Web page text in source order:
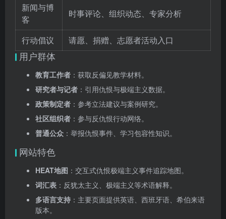
新闻与博
客
时事评论、组织动态、专家分析
行动倡议 请愿、捐赠、志愿者活动入口
用户群体
教育工作者 ：获取反偏见教学材料。
研究者与记者 ：引用仇恨与极端主义数据。
政策制定者 ：参考立法建议与案例研究。
社区组织者 ：参与反仇恨行动网络。
普通公众 ：举报仇恨事件、学习包容性知识。
网站特色
HEAT地图 ：交互式仇恨极端主义事件追踪地图。
词汇表 ：反犹太主义、极端主义等术语解释。
多语言支持 ：主要页面提供英语、西班牙语、希伯来语
版本。